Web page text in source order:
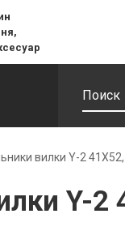
вилки Y-2
Y-2